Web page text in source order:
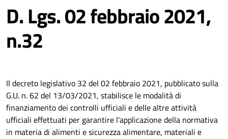
D. Lgs. 02 febbraio 2021,
n.32
Il decreto legislativo 32 del 02 febbraio 2021, pubblicato sulla
G.U. n. 62 del 13/03/2021, stabilisce le modalità di
finanziamento dei controlli ufficiali e delle altre attività
ufficiali effettuati per garantire l'applicazione della normativa
in materia di alimenti e sicurezza alimentare, materiali e